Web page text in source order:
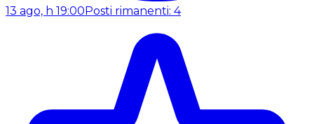
13 ago, h 19:00 Posti rimanenti: 4